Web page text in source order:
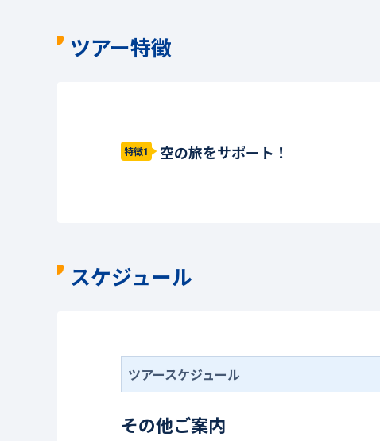
ツアー特徴
特徴1 空の旅をサポート！
スケジュール
ツアースケジュール
その他ご案内